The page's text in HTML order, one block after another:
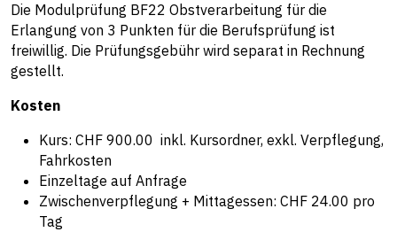
Die Modulprüfung BF22 Obstverarbeitung für die
Erlangung von 3 Punkten für die Berufsprüfung ist
freiwillig. Die Prüfungsgebühr wird separat in Rechnung
gestellt.
Kosten
Kurs: CHF 900.00 inkl. Kursordner, exkl. Verpflegung,
Fahrkosten
Einzeltage auf Anfrage
Zwischenverpflegung + Mittagessen: CHF 24.00 pro
Tag